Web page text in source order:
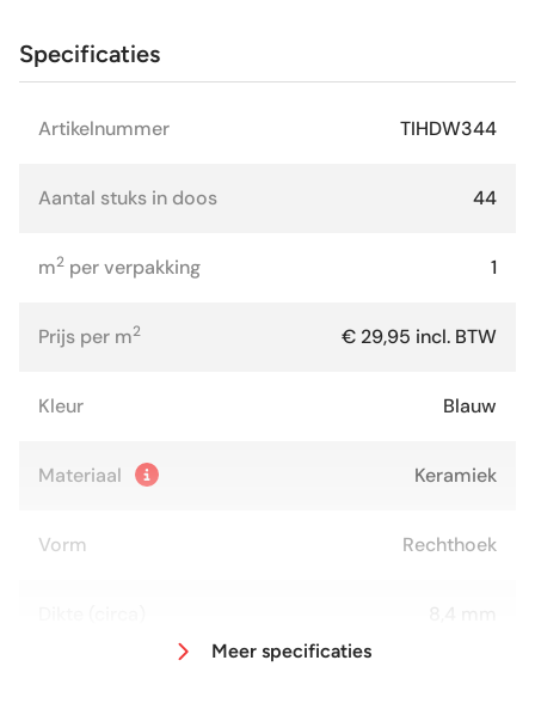
Specificaties
Artikelnummer TIHDW344
Aantal stuks in doos 44
m2 per verpakking 1
Prijs per m2 € 29,95 incl. BTW
Kleur Blauw
Materiaal Keramiek
Vorm Rechthoek
Meer specificaties